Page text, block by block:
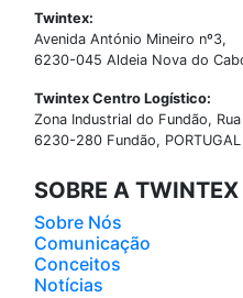
Twintex:
Avenida António Mineiro nº3,
6230-045 Aldeia Nova do
Twintex Centro Logístico:
Zona Industrial do Fundão,
6230-280 Fundão, PORTUGAL
SOBRE A TWINTEX
Sobre Nós
Comunicação
Conceitos
Notícias